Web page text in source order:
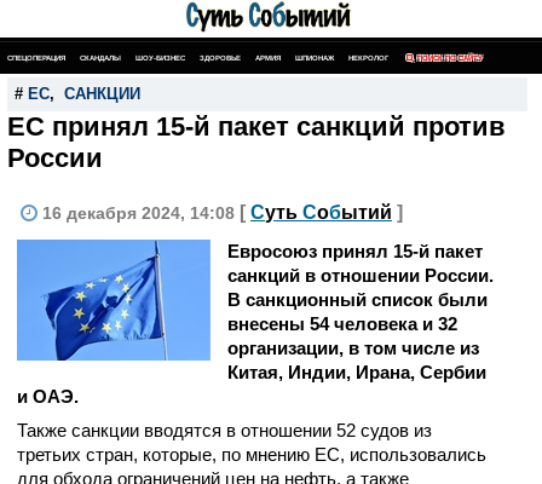
СПЕЦОПЕРАЦИЯ СКАНДАЛЫ ШОУ-БИЗНЕС ЗДОРОВЬЕ АРМИЯ ШПИОНАЖ НЕКРОЛОГ ПОИСК ПО САЙТУ
# ЕС, САНКЦИИ
ЕС принял 15-й пакет санкций против
России
16 декабря 2024, 14:08 [ Суть Событий ]
Евросоюз принял 15-й пакет
санкций в отношении России.
В санкционный список были
внесены 54 человека и 32
организации, в том числе из
Китая, Индии, Ирана, Сербии
и ОАЭ.
Также санкции вводятся в отношении 52 судов из
третьих стран, которые, по мнению ЕС, использовались
для обхода ограничений цен на нефть, а также